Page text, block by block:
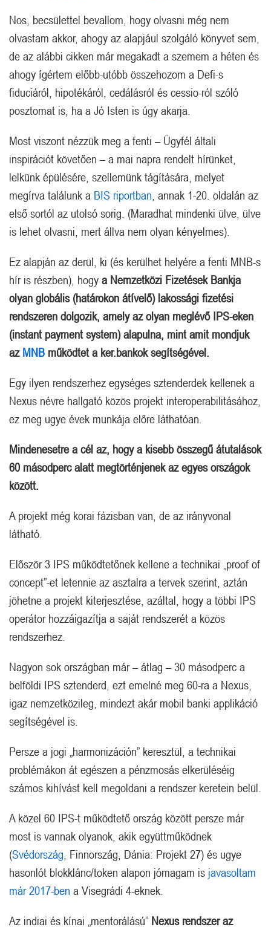
Nos, becsülettel bevallom, hogy olvasni még nem
olvastam akkor, ahogy az alapjául szolgáló könyvet sem,
de az alábbi cikken már megakadt a szemem a héten és
ahogy ígértem előbb-utóbb összehozom a Defi-s
fiduciáról, hipotékáról, cedálásról és cessio-ról szóló
posztomat is, ha a Jó Isten is úgy akarja.
Most viszont nézzük meg a fenti – Ügyfél általi
inspirációt követően – a mai napra rendelt hírünket,
lelkünk épülésére, szellemünk tágítására, melyet
megírva találunk a BIS riportban , annak 1-20. oldalán az
első sortól az utolsó sorig. (Maradhat mindenki ülve, ülve
is lehet olvasni, mert állva nem olyan kényelmes).
Ez alapján az derül, ki (és kerülhet helyére a fenti MNB-s
hír is részben), hogy a Nemzetközi Fizetések Bankja
olyan globális (határokon átívelő) lakossági fizetési
rendszeren dolgozik, amely az olyan meglévő IPS-eken
(instant payment system) alapulna, mint amit mondjuk
az MNB működtet a ker.bankok segítségével.
Egy ilyen rendszerhez egységes sztenderdek kellenek a
Nexus névre hallgató közös projekt interoperabilitásához,
ez meg ugye évek munkája előre láthatóan.
Mindenesetre a cél az, hogy a kisebb összegű átutalások
60 másodperc alatt megtörténjenek az egyes országok
között.
A projekt még korai fázisban van, de az irányvonal
látható.
Először 3 IPS működtetőnek kellene a technikai „proof of
concept”-et letennie az asztalra a tervek szerint, aztán
jöhetne a projekt kiterjesztése, azáltal, hogy a többi IPS
operátor hozzáigazítja a saját rendszerét a közös
rendszerhez.
Nagyon sok országban már – átlag – 30 másodperc a
belföldi IPS sztenderd, ezt emelné meg 60-ra a Nexus,
igaz nemzetközileg, mindezt akár mobil banki applikáció
segítségével is.
Persze a jogi „harmonizáción” keresztül, a technikai
problémákon át egészen a pénzmosás elkerüléséig
számos kihívást kell megoldani a rendszer keretein belül.
A közel 60 IPS-t működtető ország között persze már
most is vannak olyanok, akik együttműködnek
(Svédország , Finnország, Dánia: Projekt 27) és ugye
hasonlót blokklánc/token alapon jómagam is javasoltam
már 2017-ben a Visegrádi 4-eknek.
Az indiai és kínai „mentorálású” Nexus rendszer az